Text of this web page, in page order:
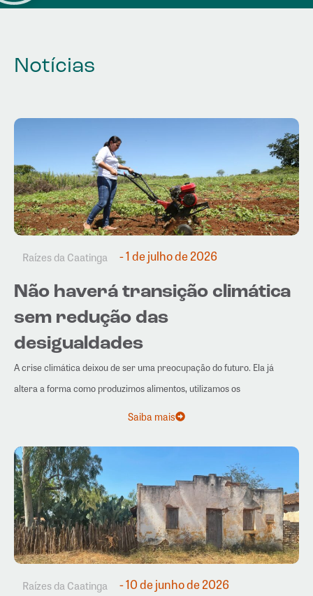
Notícias
Raízes da Caatinga - 1 de julho de 2026
Não haverá transição climática
sem redução das
desigualdades
A crise climática deixou de ser uma preocupação do futuro. Ela já
altera a forma como produzimos alimentos, utilizamos os
Saiba mais
Raízes da Caatinga - 10 de junho de 2026